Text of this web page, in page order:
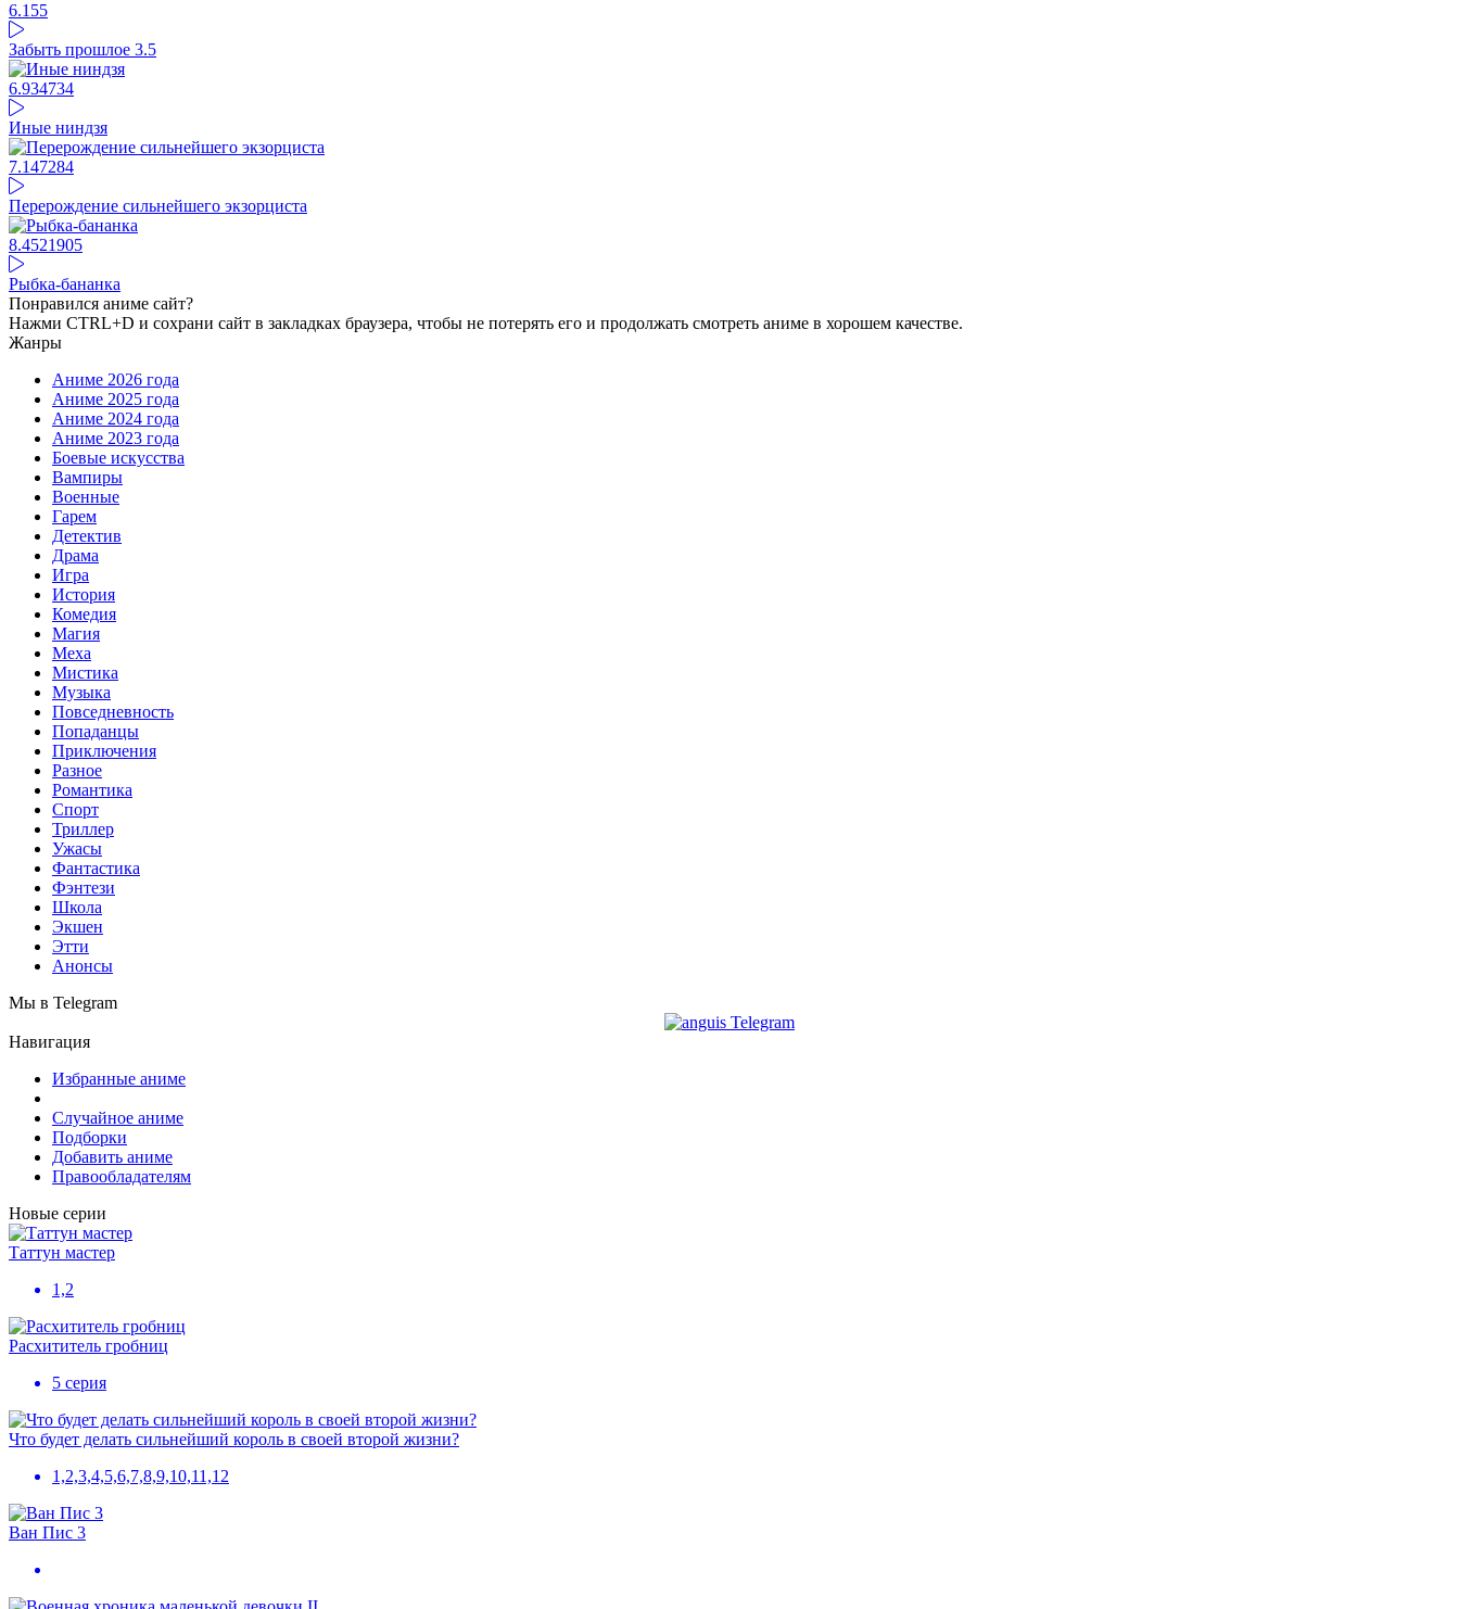
6.1 55
Забыть прошлое 3.5
6.934734
Иные ниндзя
7.147284
Перерождение сильнейшего экзорциста
8.4521905
Рыбка-бананка
Понравился аниме сайт?
Нажми CTRL+D и сохрани сайт в закладках браузера, чтобы не потерять его и продолжать смотреть аниме в хорошем качестве.
Жанры
Аниме 2026 года
Аниме 2025 года
Аниме 2024 года
Аниме 2023 года
Боевые искусства
Вампиры
Военные
Гарем
Детектив
Драма
Игра
История
Комедия
Магия
Меха
Мистика
Музыка
Повседневность
Попаданцы
Приключения
Разное
Романтика
Спорт
Триллер
Ужасы
Фантастика
Фэнтези
Школа
Экшен
Этти
Анонсы
Мы в Telegram
Навигация
Избранные аниме
Случайное аниме
Подборки
Добавить аниме
Правообладателям
Новые серии
Таттун мастер
1,2
Расхититель гробниц
5 серия
Что будет делать сильнейший король в своей второй жизни?
1,2,3,4,5,6,7,8,9,10,11,12
Ван Пис 3